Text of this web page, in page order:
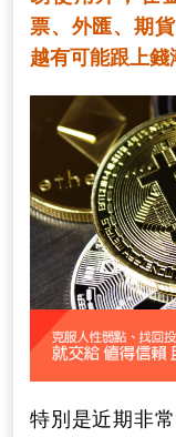
票、外匯、期
越有可能跟上錢
特別是近期非